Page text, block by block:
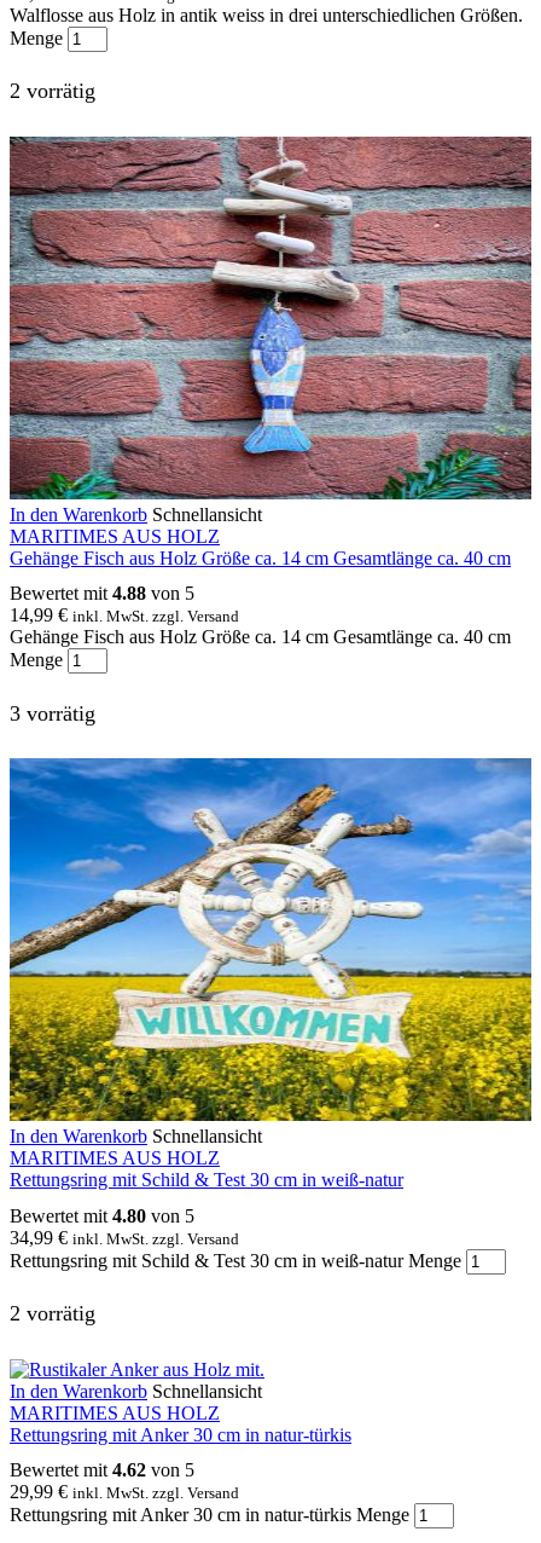
Walflosse aus Holz in antik weiss in drei unterschiedlichen Größen.
Menge
2 vorrätig
In den Warenkorb Schnellansicht
MARITIMES AUS HOLZ
Gehänge Fisch aus Holz Größe ca. 14 cm Gesamtlänge ca. 40 cm
Bewertet mit 4.88 von 5
14,99 € inkl. MwSt. zzgl. Versand
Gehänge Fisch aus Holz Größe ca. 14 cm Gesamtlänge ca. 40 cm
Menge
3 vorrätig
In den Warenkorb Schnellansicht
MARITIMES AUS HOLZ
Rettungsring mit Schild & Test 30 cm in weiß-natur
Bewertet mit 4.80 von 5
34,99 € inkl. MwSt. zzgl. Versand
Rettungsring mit Schild & Test 30 cm in weiß-natur Menge
2 vorrätig
In den Warenkorb Schnellansicht
MARITIMES AUS HOLZ
Rettungsring mit Anker 30 cm in natur-türkis
Bewertet mit 4.62 von 5
29,99 € inkl. MwSt. zzgl. Versand
Rettungsring mit Anker 30 cm in natur-türkis Menge